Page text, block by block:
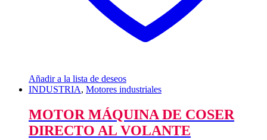
Añadir a la lista de deseos
INDUSTRIA, Motores industriales
MOTOR MÁQUINA DE COSER
DIRECTO AL VOLANTE